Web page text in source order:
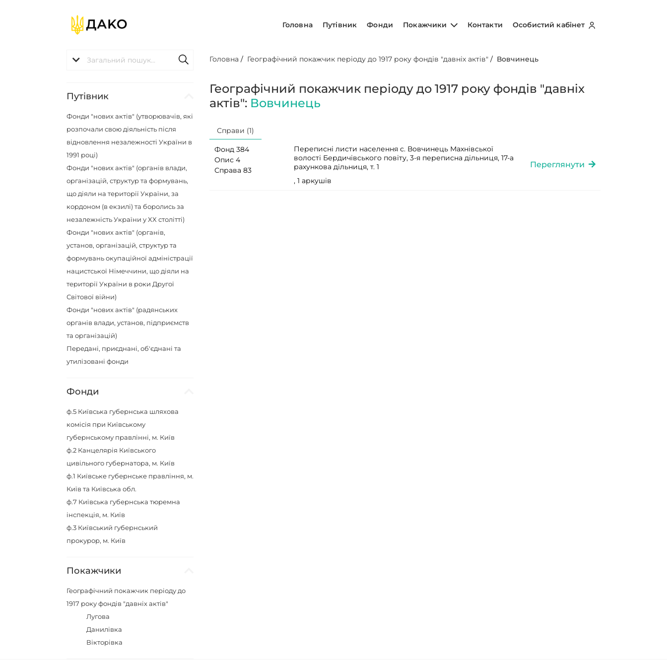
Головна Путівник Фонди Покажчики Контакти Особистий кабінет
Путівник
Фонди "нових актів" (утворювачів, які
розпочали свою діяльність після
відновлення незалежності України в
1991 році)
Фонди "нових актів" (органів влади,
організацій, структур та формувань,
що діяли на території України, за
кордоном (в екзилі) та боролись за
незалежність України у XX столітті)
Фонди "нових актів" (органів,
установ, організацій, структур та
формувань окупаційної адміністрації
нацистської Німеччини, що діяли на
території України в роки Другої
Світової війни)
Фонди "нових актів" (радянських
органів влади, установ, підприємств
та організацій)
Передані, приєднані, об'єднані та
утилізовані фонди
Фонди
ф.5 Київська губернська шляхова
комісія при Київському
губернському правлінні, м. Київ
ф.2 Канцелярія Київського
цивільного губернатора, м. Київ
ф.1 Київське губернське правління, м.
Київ та Київська обл.
ф.7 Київська губернська тюремна
інспекція, м. Київ
ф.3 Київський губернський
прокурор, м. Київ
Покажчики
Географічний покажчик періоду до
1917 року фондів "давніх актів"
Лугова
Данилівка
Вікторівка
Головна / Географічний покажчик періоду до 1917 року фондів "давніх актів" / Вовчинець
Географічний покажчик періоду до 1917 року фондів "давніх
актів": Вовчинець
Справи (1)
Фонд 384
Опис 4
Справа 83
Переписні листи населення с. Вовчинець Махнівської
волості Бердичівського повіту, 3-я переписна дільниця, 17-а
рахункова дільниця, т. 1
, 1 аркушів
Переглянути